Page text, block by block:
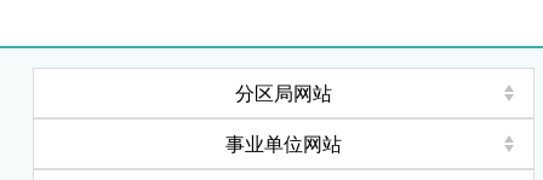
分区局网站
事业单位网站